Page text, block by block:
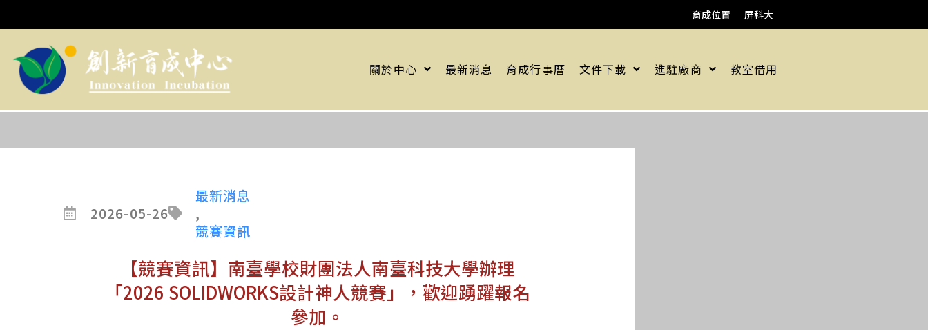
育成位置 屏科大
關於中心 最新消息 育成行事曆 文件下載 進駐廠商 教室借用
2026-05-26
最新消息
,
競賽資訊
【競賽資訊】南臺學校財團法人南臺科技大學辦理
「2026 SOLIDWORKS設計神人競賽」，歡迎踴躍報名
參加。